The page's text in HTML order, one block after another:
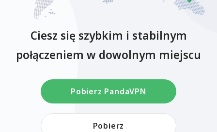
Ciesz się szybkim i stabilnym
połączeniem w dowolnym miejscu
Pobierz PandaVPN
Pobierz